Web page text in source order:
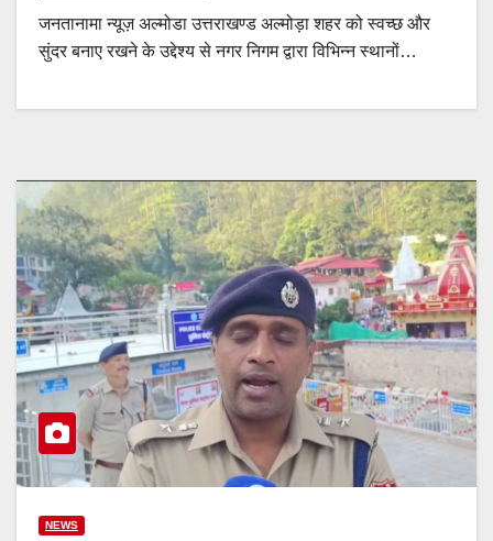
जनतानामा न्यूज़ अल्मोडा उत्तराखण्ड अल्मोड़ा शहर को स्वच्छ और
सुंदर बनाए रखने के उद्देश्य से नगर निगम द्वारा विभिन्न स्थानों…
NEWS